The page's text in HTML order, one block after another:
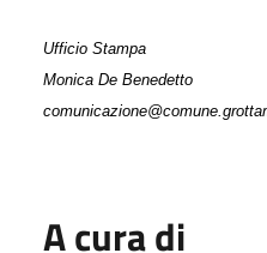
Ufficio Stampa
Monica De Benedetto
A cura di